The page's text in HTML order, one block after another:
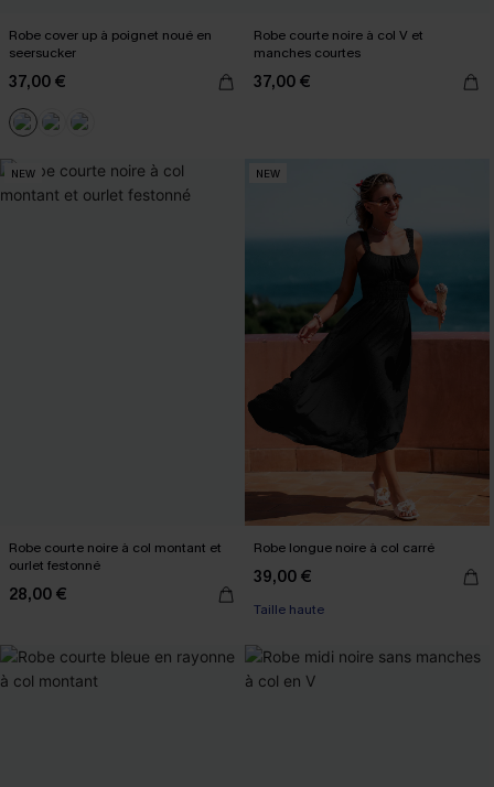
Robe cover up à poignet noué en
seersucker
37,00 €
Robe courte noire à col V et
manches courtes
37,00 €
NEW
Robe courte noire à col montant et
ourlet festonné
28,00 €
NEW
Robe longue noire à col carré
39,00 €
Taille haute